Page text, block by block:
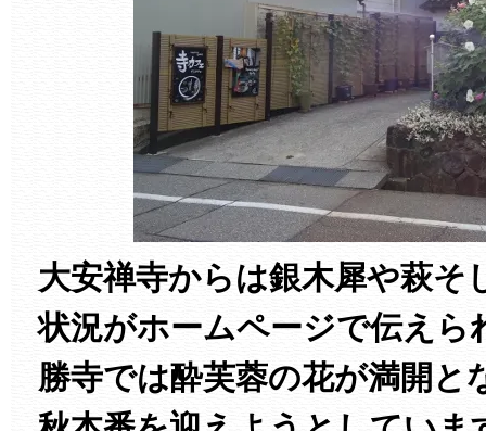
大安禅寺からは銀木犀や萩そ
状況がホームページで伝えら
勝寺では酔芙蓉の花が満開と